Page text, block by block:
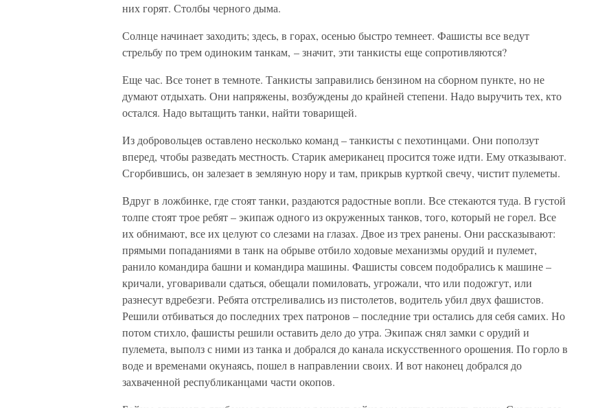
них горят. Столбы черного дыма.
Солнце начинает заходить; здесь, в горах, осенью быстро темнеет. Фашисты все ведут
стрельбу по трем одиноким танкам, – значит, эти танкисты еще сопротивляются?
Еще час. Все тонет в темноте. Танкисты заправились бензином на сборном пункте, но не
думают отдыхать. Они напряжены, возбуждены до крайней степени. Надо выручить тех, кто
остался. Надо вытащить танки, найти товарищей.
Из добровольцев оставлено несколько команд – танкисты с пехотинцами. Они поползут
вперед, чтобы разведать местность. Старик американец просится тоже идти. Ему отказывают.
Сгорбившись, он залезает в земляную нору и там, прикрыв курткой свечу, чистит пулеметы.
Вдруг в ложбинке, где стоят танки, раздаются радостные вопли. Все стекаются туда. В густой
толпе стоят трое ребят – экипаж одного из окруженных танков, того, который не горел. Все
их обнимают, все их целуют со слезами на глазах. Двое из трех ранены. Они рассказывают:
прямыми попаданиями в танк на обрыве отбило ходовые механизмы орудий и пулемет,
ранило командира башни и командира машины. Фашисты совсем подобрались к машине –
кричали, уговаривали сдаться, обещали помиловать, угрожали, что или подожгут, или
разнесут вдребезги. Ребята отстреливались из пистолетов, водитель убил двух фашистов.
Решили отбиваться до последних трех патронов – последние три остались для себя самих. Но
потом стихло, фашисты решили оставить дело до утра. Экипаж снял замки с орудий и
пулемета, выполз с ними из танка и добрался до канала искусственного орошения. По горло в
воде и временами окунаясь, пошел в направлении своих. И вот наконец добрался до
захваченной республиканцами части окопов.